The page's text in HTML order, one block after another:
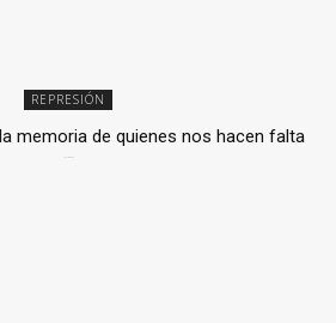
REPRESIÓN
memoria de quienes nos hacen falta